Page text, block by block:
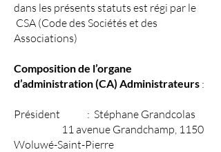
dans les présents statuts est régi par le
CSA (Code des Sociétés et des
Associations)
Composition de l’organe
d’administration (CA) Administrateurs :
Président : Stéphane Grandcolas
11 avenue Grandchamp, 1150
Woluwé-Saint-Pierre